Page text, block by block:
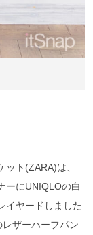
ット(ZARA)は、
ーにUNIQLOの白
イヤードしました
ザーハーフパン